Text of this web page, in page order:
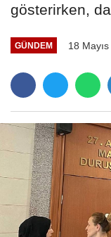
gösterirken,
GÜNDEM 18